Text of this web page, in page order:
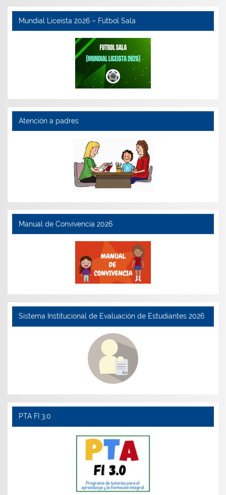
Mundial Liceista 2026 – Futbol Sala
Atención a padres
Manual de Convivencia 2026
Sistema Institucional de Evaluación de Estudiantes 2026
PTA FI 3.0